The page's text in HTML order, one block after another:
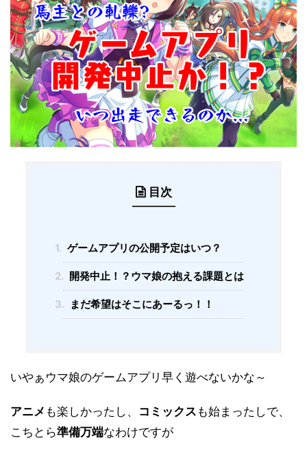
目次
1. ゲームアプリの公開予定はいつ？
2. 開発中止！？ウマ娘の抱える課題とは
3. まだ希望はそこにあーるっ！！
いやぁウマ娘のゲームアプリ早く遊べないかな～
アニメ も楽しかったし、 コミックス も始まったしで、
こちとら準備万端なわけですが